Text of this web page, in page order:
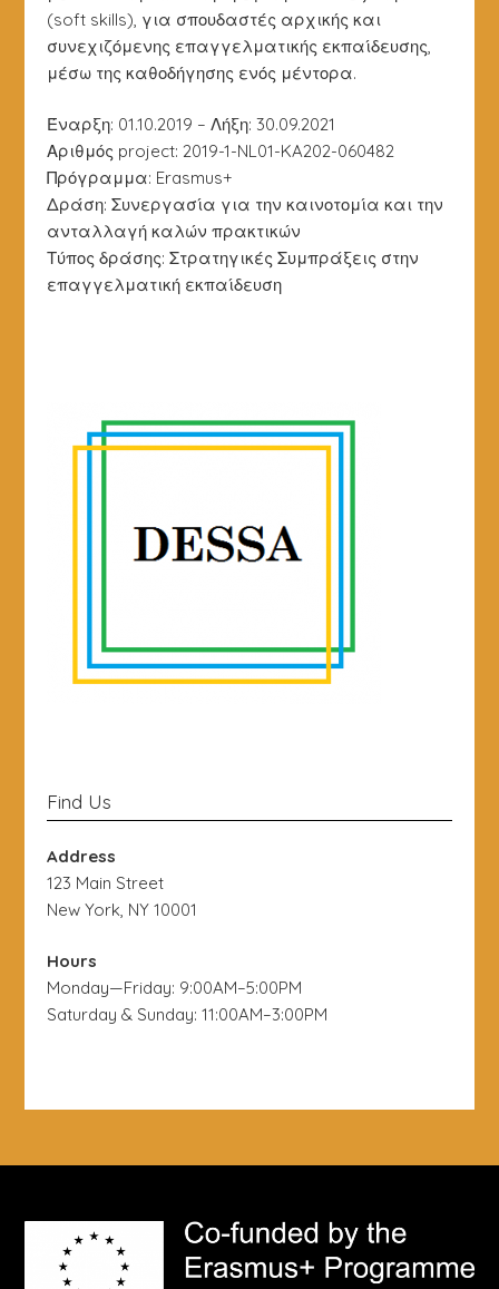
(soft skills), για σπουδαστές αρχικής και
συνεχιζόμενης επαγγελματικής εκπαίδευσης,
μέσω της καθοδήγησης ενός μέντορα.
Έναρξη: 01.10.2019 – Λήξη: 30.09.2021
Αριθμός project: 2019-1-NL01-KA202-060482
Πρόγραμμα: Erasmus+
Δράση: Συνεργασία για την καινοτομία και την
ανταλλαγή καλών πρακτικών
Τύπος δράσης: Στρατηγικές Συμπράξεις στην
επαγγελματική εκπαίδευση
Find Us
Address
123 Main Street
New York, NY 10001
Hours
Monday—Friday: 9:00AM–5:00PM
Saturday & Sunday: 11:00AM–3:00PM